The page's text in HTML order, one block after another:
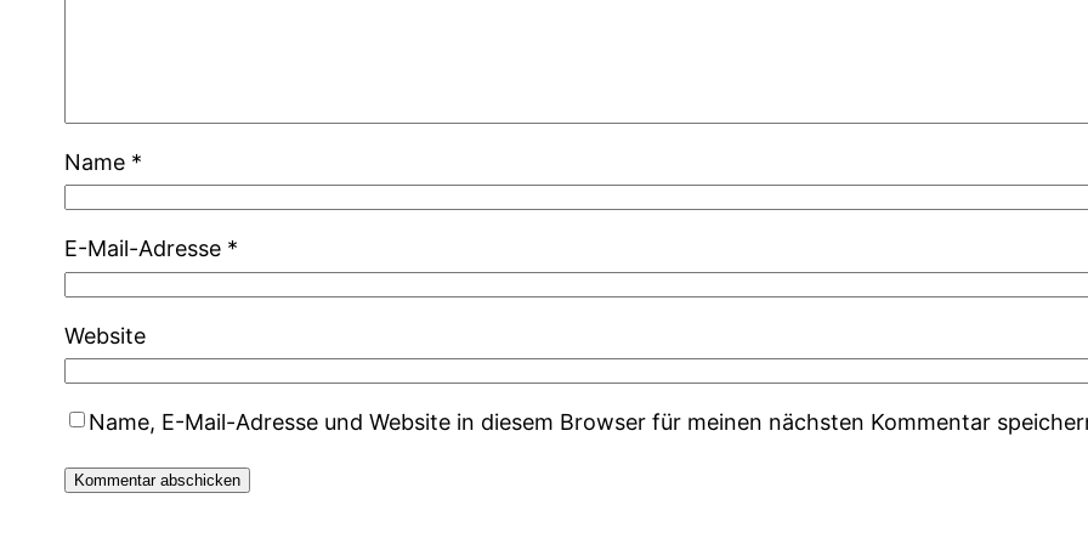
Name *
E-Mail-Adresse *
Website
Name, E-Mail-Adresse und Website in diesem Browser für meinen nächsten Kommentar